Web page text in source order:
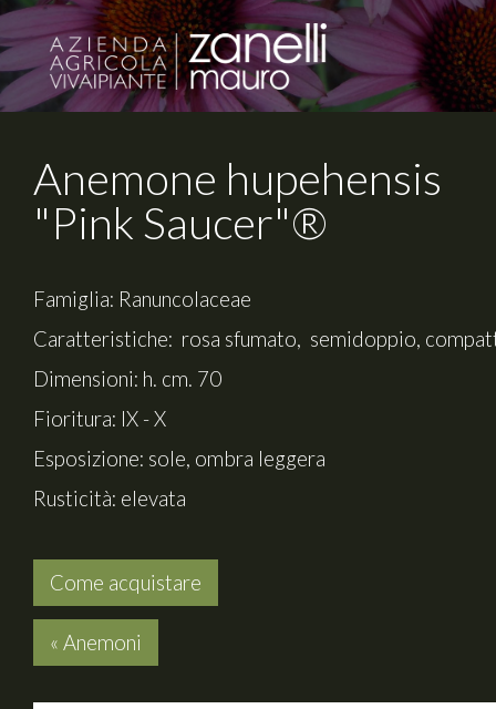
Anemone hupehensis
"Pink Saucer"®
Famiglia: Ranuncolaceae
Caratteristiche: rosa sfumato, semidoppio,
Dimensioni: h. cm. 70
Fioritura: IX - X
Esposizione: sole, ombra leggera
Rusticità: elevata
Come acquistare
« Anemoni